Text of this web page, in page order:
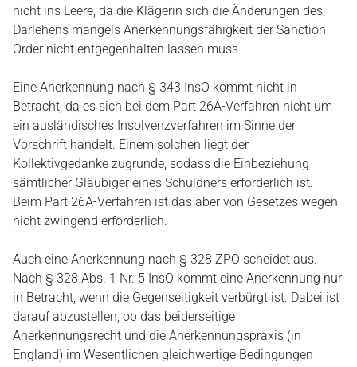
nicht ins Leere, da die Klägerin sich die Änderungen des
Darlehens mangels Anerkennungsfähigkeit der Sanction
Order nicht entgegenhalten lassen muss.
Eine Anerkennung nach § 343 InsO kommt nicht in
Betracht, da es sich bei dem Part 26A-Verfahren nicht um
ein ausländisches Insolvenzverfahren im Sinne der
Vorschrift handelt. Einem solchen liegt der
Kollektivgedanke zugrunde, sodass die Einbeziehung
sämtlicher Gläubiger eines Schuldners erforderlich ist.
Beim Part 26A-Verfahren ist das aber von Gesetzes wegen
nicht zwingend erforderlich.
Auch eine Anerkennung nach § 328 ZPO scheidet aus.
Nach § 328 Abs. 1 Nr. 5 InsO kommt eine Anerkennung nur
in Betracht, wenn die Gegenseitigkeit verbürgt ist. Dabei ist
darauf abzustellen, ob das beiderseitige
Anerkennungsrecht und die Anerkennungspraxis (in
England) im Wesentlichen gleichwertige Bedingungen